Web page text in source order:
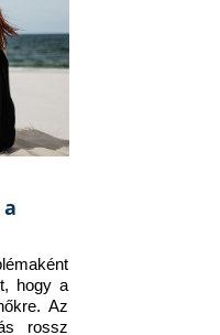
hogy a
Az
rossz